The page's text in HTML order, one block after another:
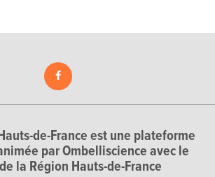
de-France est une plateforme
par Ombelliscience avec le
la Région Hauts-de-France